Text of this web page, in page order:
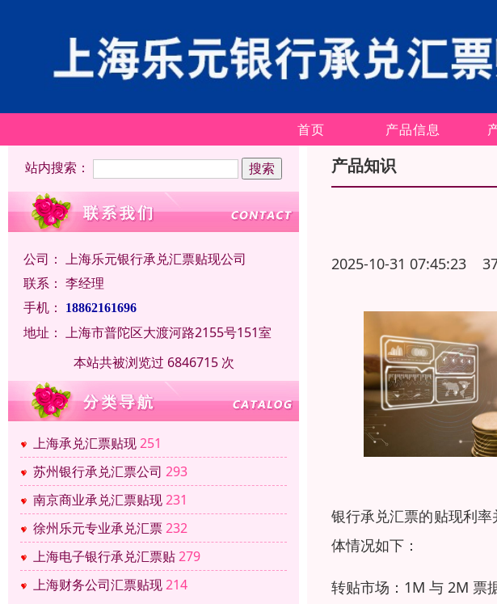
首页 产品信息
站内搜索：
公司： 上海乐元银行承兑汇票贴现公司
联系： 李经理
手机：
18862161696
地址： 上海市普陀区大渡河路2155号151室
本站共被浏览过 6846715 次
上海承兑汇票贴现251
苏州银行承兑汇票公司 293
南京商业承兑汇票贴现231
徐州乐元专业承兑汇票232
上海电子银行承兑汇票贴279
上海财务公司汇票贴现214
产品知识
2025-10-31 07:45:23
银行承兑汇票的贴现利
体情况如下：
转贴市场：1M 与 2M 票